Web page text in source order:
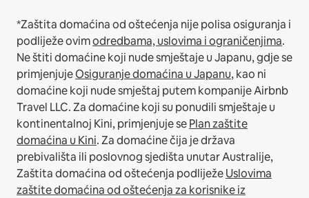
*Zaštita domaćina od oštećenja nije polisa osiguranja i
podliježe ovimodredbama, uslovima i ograničenjima.
Ne štiti domaćine koji nude smještaje u Japanu, gdje se
primjenjujeOsiguranje domaćina u Japanu, kao ni
domaćine koji nude smještaj putem kompanije Airbnb
Travel LLC.Za domaćine koji su ponudili smještaje u
kontinentalnoj Kini, primjenjuje sePlan zaštite
domaćina u Kini.Za domaćine čija je država
prebivališta ili poslovnog sjedišta unutar Australije,
Zaštita domaćina od oštećenja podliježeUslovima
zaštite domaćina od oštećenja za korisnike iz